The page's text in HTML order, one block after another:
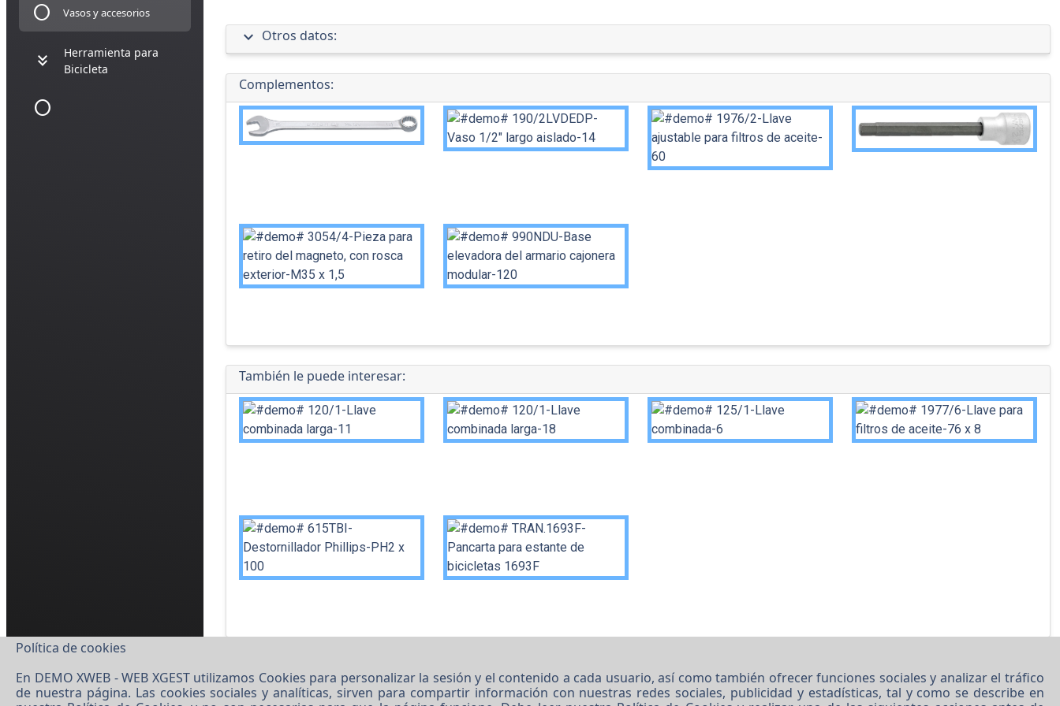
circle Vasos y accesorios
keyboard_double_arrow_down
Herramienta para
Bicicleta
circle
expand_more Otros datos:
Complementos:
También le puede interesar:
Política de cookies
En DEMO XWEB - WEB XGEST utilizamos Cookies para personalizar la sesión y el contenido a cada usuario, así como también ofrecer funciones sociales y analizar el tráfico
de nuestra página. Las cookies sociales y analíticas, sirven para compartir información con nuestras redes sociales, publicidad y estadísticas, tal y como se describe en